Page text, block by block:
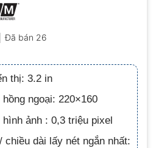
Đã bán 26
thị: 3.2 in
ngoại: 220×160
ảnh : 0,3 triệu pixel
chiều dài lấy nét ngắn nhất: